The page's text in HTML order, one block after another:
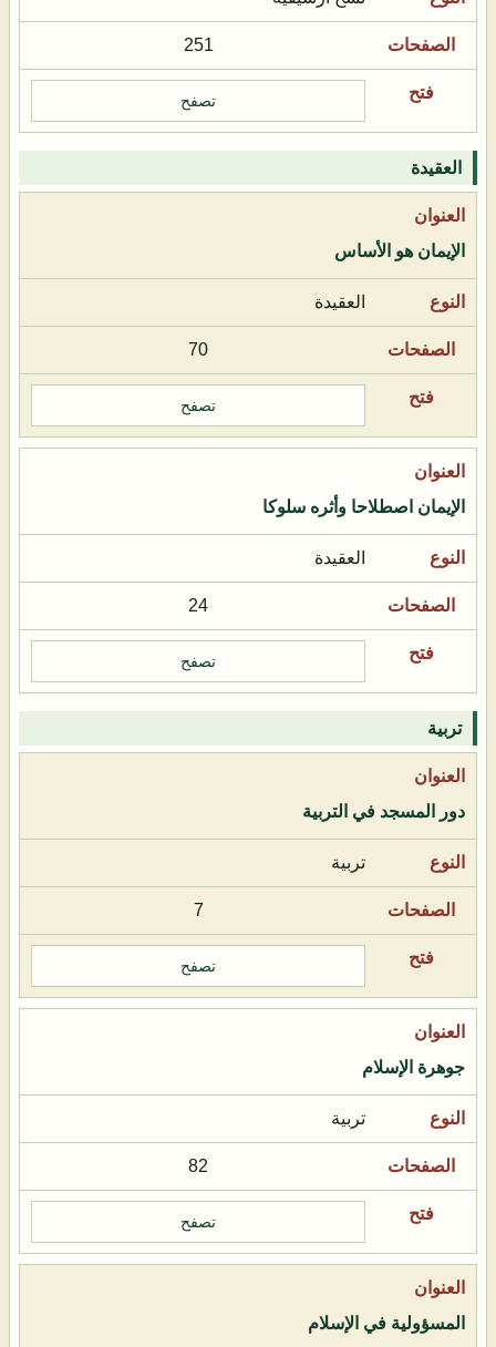
251
تصفح
العقيدة
الإيمان هو الأساس
العقيدة
70
تصفح
الإيمان اصطلاحا وأثره سلوكا
العقيدة
24
تصفح
تربية
دور المسجد في التربية
تربية
7
تصفح
جوهرة الإسلام
تربية
82
تصفح
المسؤولية في الإسلام